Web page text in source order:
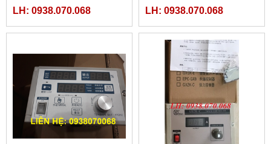
TG465-MT
LH: 0938.070.068 LH: 0938.070.068